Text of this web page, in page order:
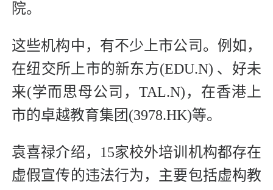
院。
这些机构中，有不少上市公司。例如，
在纽交所上市的新东方(EDU.N) 、好未
来(学而思母公司，TAL.N)，在香港上
市的卓越教育集团(3978.HK)等。
袁喜禄介绍，15家校外培训机构都存在
虚假宣传的违法行为，主要包括虚构教